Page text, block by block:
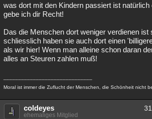
was dort mit den Kindern passiert ist natürlich
gebe ich dir Recht!
Das die Menschen dort weniger verdienen ist
schliesslich haben sie auch dort einen
als wir hier! Wenn man alleine schon daran
alles an Steuren zahlen muß!
Moral ist immer die Zuflucht der Menschen, die Schönheit nicht
coldeyes
ehemaliges Mitglied